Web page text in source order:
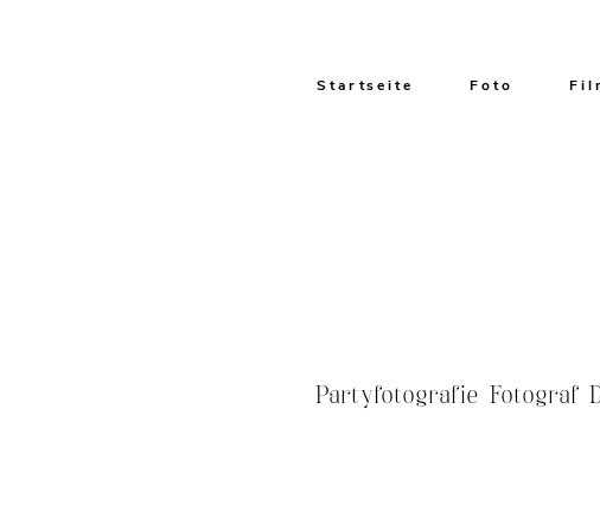
Startseite Foto
Partyfotografie Fotograf